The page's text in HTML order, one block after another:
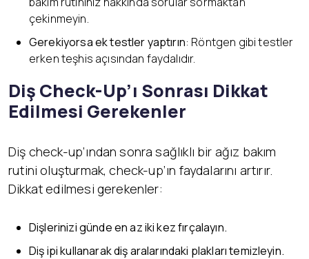
çekinmeyin.
Gerekiyorsa ek testler yaptırın: Röntgen gibi testler
erken teşhis açısından faydalıdır.
Diş Check-Up’ı Sonrası Dikkat
Edilmesi Gerekenler
Diş check-up’ından sonra sağlıklı bir ağız bakım
rutini oluşturmak, check-up’ın faydalarını artırır.
Dikkat edilmesi gerekenler:
Dişlerinizi günde en az iki kez fırçalayın.
Diş ipi kullanarak diş aralarındaki plakları temizleyin.